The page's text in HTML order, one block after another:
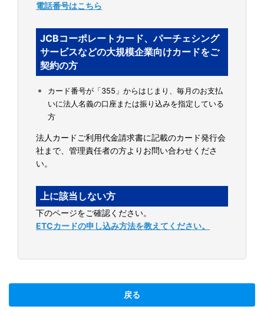
電話番号はこちら
JCBコーポレートカード、パーチェシング
サービスなどの大規模企業向けカードをご
契約の方
カード番号が「355」からはじまり、毎月のお支払
いに法人名義の口座または振り込みを指定している
方
法人カードご利用代金請求書に記載のカード発行会
社まで、管理責任者の方よりお問い合わせくださ
い。
上に該当しない方
下のページをご確認ください。
ETCカードの申し込み方法を教えてください。
戻る